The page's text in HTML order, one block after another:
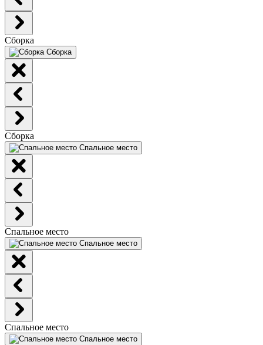
Сборка
Сборка
Сборка
Спальное место
Спальное место
Спальное место
Спальное место
Спальное место